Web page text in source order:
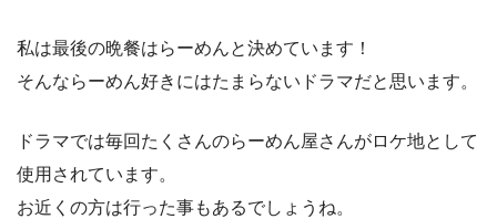
私は最後の晩餐はらーめんと決めています！
そんならーめん好きにはたまらないドラマだと思います。
ドラマでは毎回たくさんのらーめん屋さんがロケ地として
使用されています。
お近くの方は行った事もあるでしょうね。